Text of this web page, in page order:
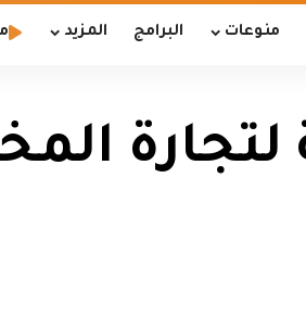
منوعات البرامج المزيد